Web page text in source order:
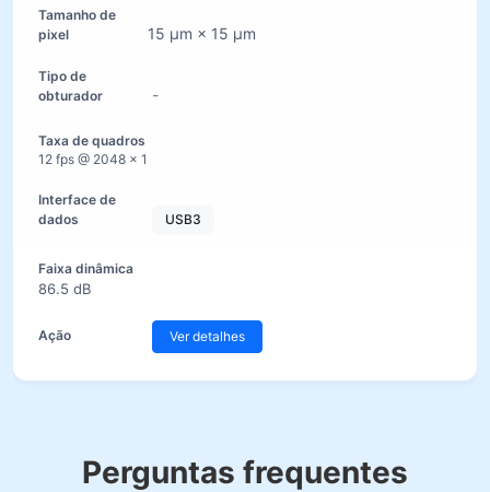
15 µm × 15 µm
-
12 fps @ 2048 × 1
USB3
86.5 dB
Ver detalhes
Perguntas frequentes